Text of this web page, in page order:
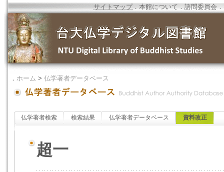
サイトマップ．本館について ．諮問委員会 ．
． ホーム > 仏学著者データベース
仏学著者検索 検索結果 仏学著者データベース 資料改正
超一